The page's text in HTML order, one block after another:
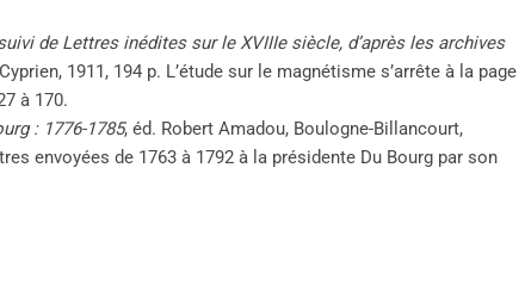
de Lettres inédites sur le XVIIIe siècle, d’après les archives
1911, 194 p. L’étude sur le magnétisme s’arrête à la page
à 170.
: 1776-1785, éd. Robert Amadou, Boulogne-Billancourt,
envoyées de 1763 à 1792 à la présidente Du Bourg par son